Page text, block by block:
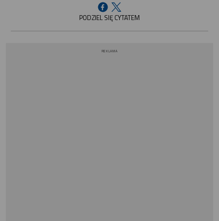
PODZIEL SIĘ CYTATEM
REKLAMA